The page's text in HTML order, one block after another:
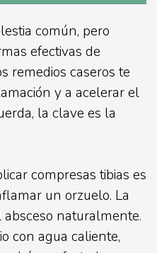
común, pero
efectivas de
remedios caseros te
y a acelerar el
la clave es la
compresas tibias es
un orzuelo. La
naturalmente.
con agua caliente,